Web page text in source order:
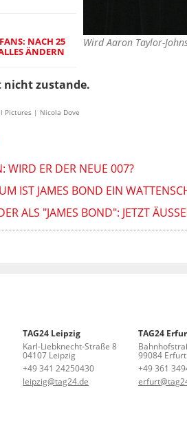
Wird Aaron Taylor-
NACH 25
ÄNDERN
nicht zustande.
Pictures | Nicola Dove
WIRD ER DER NEUE 007?
IST JAMES BOND EIN
ALS "JAMES BOND": JETZT
TAG24 Leipzig
Karl-Liebknecht-Straße 8
04107 Leipzig
+49 341 24250430
leipzig@tag24.de
TAG24
99084 Erfurt
+49 361